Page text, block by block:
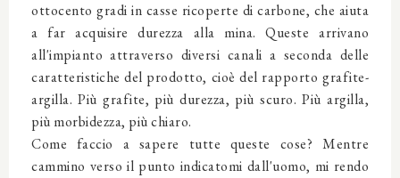
ottocento gradi in casse ricoperte di carbone, che aiuta
a far acquisire durezza alla mina. Queste arrivano
all'impianto attraverso diversi canali a seconda delle
caratteristiche del prodotto, cioè del rapporto grafite-
argilla. Più grafite, più durezza, più scuro. Più argilla,
più morbidezza, più chiaro.
Come faccio a sapere tutte queste cose? Mentre
cammino verso il punto indicatomi dall'uomo, mi rendo